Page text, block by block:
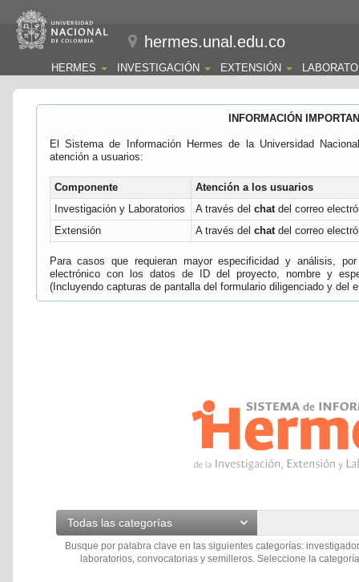
hermes.unal.edu.co
HERMES INVESTIGACIÓN EXTENSIÓN
INFORMACIÓN
El Sistema de Información Hermes de la Universidad
atención a usuarios:
Componente
Atención a los usuarios
Investigación y Laboratorios
A través del chatdel correo
Extensión
A través del chatdel correo
Para casos que requieran mayor especificidad y análisis,
electrónico con los datos de ID del proyecto, nombre y
(Incluyendo capturas de pantalla del formulario diligenciado y del
Todas las categorías
Busque por palabra clave en las siguientes categorías:
laboratorios, convocatorias y semilleros. Seleccione la